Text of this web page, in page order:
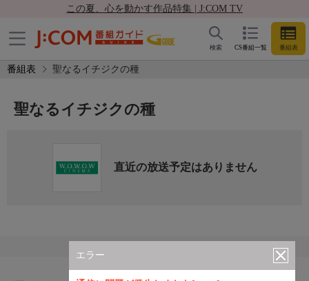
この夏、心を動かす作品特集 | J:COM TV
CS番組一覧 番組表
検索
番組表 聖なるイチジクの種
エラー
聖なるイチジクの種
直近の放送予定はありません